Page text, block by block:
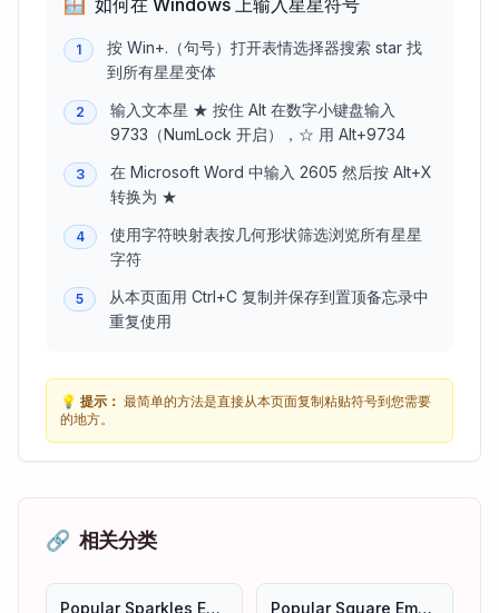
🪟 如何在 Windows 上输入星星符号
1
按 Win+.（句号）打开表情选择器搜索 star 找
到所有星星变体
2
输入文本星 ★ 按住 Alt 在数字小键盘输入
9733（NumLock 开启），☆ 用 Alt+9734
3
在 Microsoft Word 中输入 2605 然后按 Alt+X
转换为 ★
4
使用字符映射表按几何形状筛选浏览所有星星
字符
5
从本页面用 Ctrl+C 复制并保存到置顶备忘录中
重复使用
💡 提示： 最简单的方法是直接从本页面复制粘贴符号到您需要
的地方。
🔗 相关分类
Popular Sparkles Emoji Symbols Popular Square Emoji Symbols